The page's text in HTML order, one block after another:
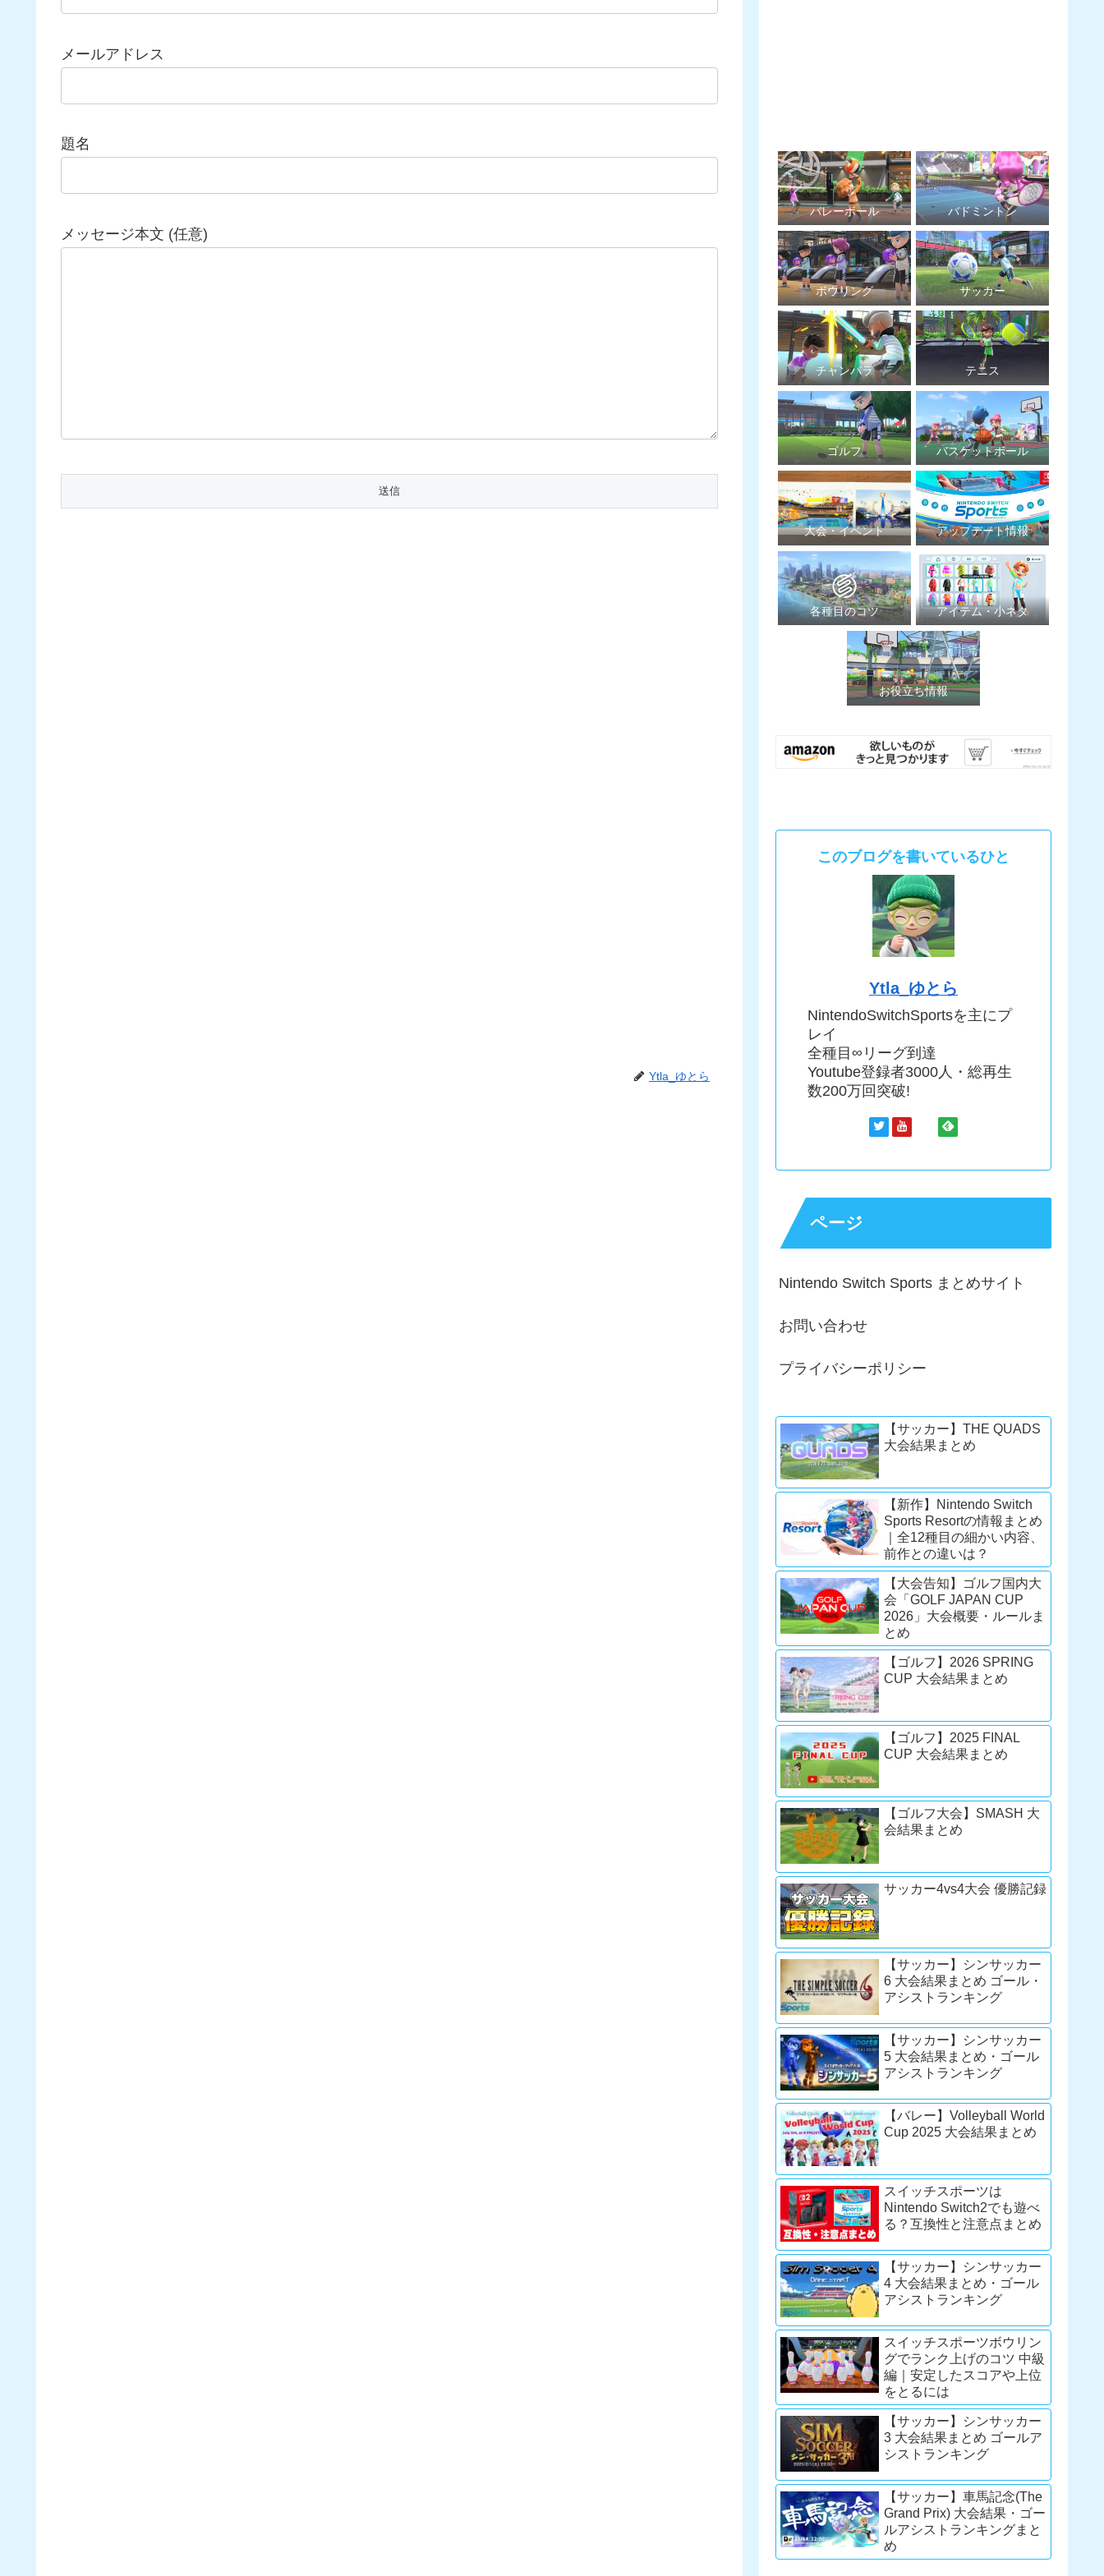
メールアドレス
題名
メッセージ本文 (任意)
Ytla_ゆとら
バレーボール バドミントン
ボウリング サッカー
チャンバラ テニス
ゴルフ バスケットボール
大会・イベント アップデート情報
各種目のコツ アイテム・小ネタ
お役立ち情報
このブログを書いているひと
Ytla_ゆとら
NintendoSwitchSportsを主にプ
レイ
全種目∞リーグ到達
Youtube登録者3000人・総再生
数200万回突破!
ページ
Nintendo Switch Sports まとめサイト
お問い合わせ
プライバシーポリシー
【サッカー】THE QUADS
大会結果まとめ
【新作】Nintendo Switch
Sports Resortの情報まとめ
｜全12種目の細かい内容、
前作との違いは？
【大会告知】ゴルフ国内大
会「GOLF JAPAN CUP
2026」大会概要・ルールま
とめ
【ゴルフ】2026 SPRING
CUP 大会結果まとめ
【ゴルフ】2025 FINAL
CUP 大会結果まとめ
【ゴルフ大会】SMASH 大
会結果まとめ
サッカー4vs4大会 優勝記録
【サッカー】シンサッカー
6 大会結果まとめ ゴール・
アシストランキング
【サッカー】シンサッカー
5 大会結果まとめ・ゴール
アシストランキング
【バレー】Volleyball World
Cup 2025 大会結果まとめ
スイッチスポーツは
Nintendo Switch2でも遊べ
る？互換性と注意点まとめ
【サッカー】シンサッカー
4 大会結果まとめ・ゴール
アシストランキング
スイッチスポーツボウリン
グでランク上げのコツ 中級
編｜安定したスコアや上位
をとるには
【サッカー】シンサッカー
3 大会結果まとめ ゴールア
シストランキング
【サッカー】車馬記念(The
Grand Prix) 大会結果・ゴー
ルアシストランキングまと
め